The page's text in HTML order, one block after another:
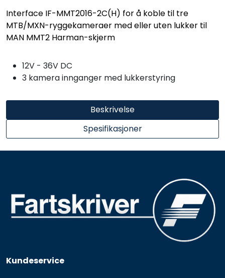
Interface IF-MMT2016-2C(H) for å koble til tre
MTB/MXN-ryggekameraer med eller uten lukker til
MAN MMT2 Harman-skjerm
Beskrivelse
Spesifikasjoner
12V - 36V DC
3 kamera innganger med lukkerstyring
Kundeservice